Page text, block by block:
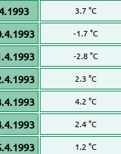
3.7 °C
-1.7 °C
-2.8 °C
2.3 °C
4.2 °C
2.4 °C
1.2 °C